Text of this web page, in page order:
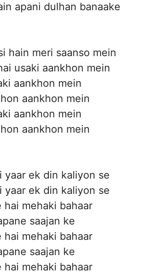
apani dulhan banaake
hain meri saanso mein
usaki aankhon mein
aankhon mein
aankhon mein
aankhon mein
aankhon mein
yaar ek din kaliyon se
yaar ek din kaliyon se
hai mehaki bahaar
saajan ke
hai mehaki bahaar
saajan ke
hai mehaki bahaar